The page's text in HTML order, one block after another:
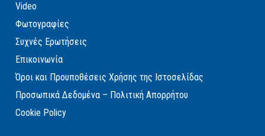
Video
Φωτογραφίες
Συχνές Ερωτήσεις
Επικοινωνία
Όροι και Προυποθέσεις Χρήσης της Ιστοσελίδας
Προσωπικά Δεδομένα – Πολιτική Απορρήτου
Cookie Policy